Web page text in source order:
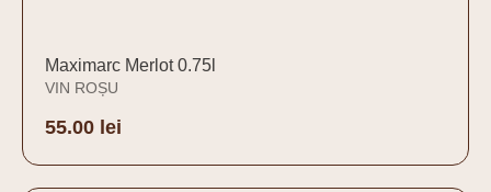
VIN ROȘU
Maximarc Merlot 0.75l
55.00 lei